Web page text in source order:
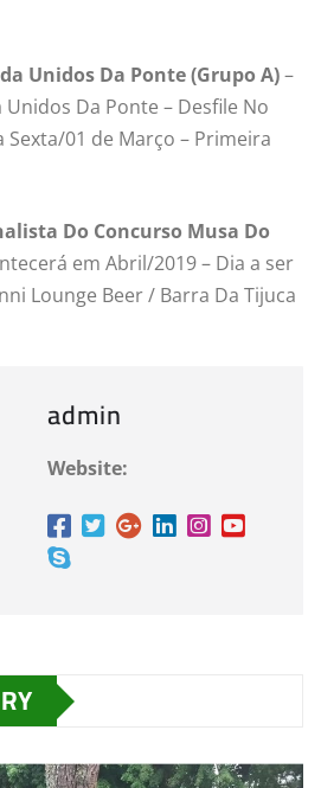
Unidos Da Ponte (Grupo A)–
Da Ponte – Desfile No
01 de Março – Primeira
Do Concurso Musa Do
em Abril/2019 – Dia a ser
Lounge Beer / Barra Da Tijuca
admin
Website: